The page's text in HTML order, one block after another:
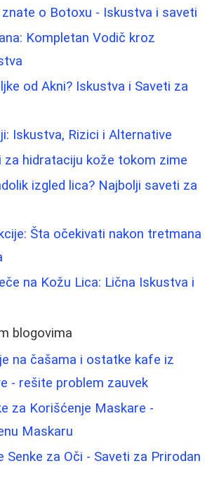
o Botoxu - Iskustva i saveti
Kompletan Vodič kroz
od Akni? Iskustva i Saveti za
Iskustva, Rizici i Alternative
za hidrataciju kože tokom zime
izgled lica? Najbolji saveti za
Šta očekivati nakon tretmana
na Kožu Lica: Lična Iskustva i
blogovima
na čašama i ostatke kafe iz
- rešite problem zauvek
za Korišćenje Maskare -
Maskaru
Senke za Oči - Saveti za Prirodan